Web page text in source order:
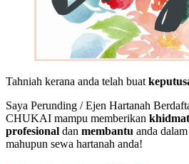
Tahniah kerana anda telah buat
Saya Perunding / Ejen Hartanah
CHUKAI mampu memberikan khidmat
profesional dan membantu anda
mahupun sewa hartanah anda!